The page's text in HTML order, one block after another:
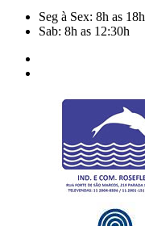
Seg à Sex: 8h as 18h
Sab: 8h as 12:30h